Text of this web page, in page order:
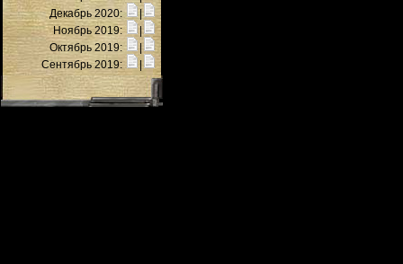
Декабрь 2020:
Ноябрь 2019:
Октябрь 2019:
Сентябрь 2019: